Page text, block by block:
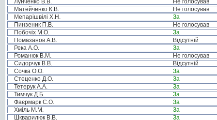
Лунченко В.В.
Не голосував
Матейченко К.В.
Не голосував
Мепарішвілі Х.Н.
За
Пинзеник П.В.
Не голосував
Побочіх М.О.
За
Помазанов А.В.
Відсутній
Река А.О.
За
Романюк В.М.
Не голосував
Сидорчук В.В.
Відсутній
Сочка О.О.
За
Стеценко Д.О.
За
Тетерук А.А.
За
Тимчук Д.Б.
За
Фаєрмарк С.О.
За
Хміль М.М.
За
Шкварилюк В.В.
За